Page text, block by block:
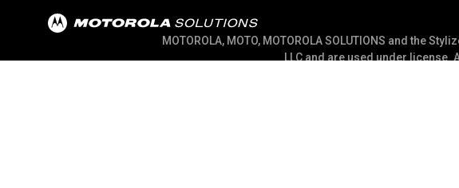
MOTOROLA, MOTO, MOTOROLA SOLUTIONS and
LLC and are used under